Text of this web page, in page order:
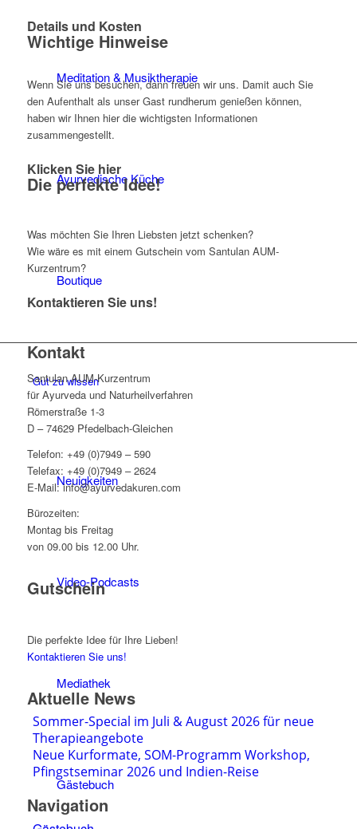
Meditation & Musiktherapie
Ayurvedische Küche
Boutique
Gut zu wissen
Neuigkeiten
Video-Podcasts
Mediathek
Gästebuch
Details und Kosten
Wichtige Hinweise
Wenn Sie uns besuchen, dann freuen wir uns. Damit auch Sie
den Aufenthalt als unser Gast rundherum genießen können,
haben wir Ihnen hier die wichtigsten Informationen
zusammengestellt.
Klicken Sie hier
Die perfekte Idee!
Was möchten Sie Ihren Liebsten jetzt schenken?
Wie wäre es mit einem Gutschein vom Santulan AUM-
Kurzentrum?
Kontaktieren Sie uns!
Kontakt
Santulan AUM-Kurzentrum
für Ayurveda und Naturheilverfahren
Römerstraße 1-3
D – 74629 Pfedelbach-Gleichen
Telefon: +49 (0)7949 – 590
Telefax: +49 (0)7949 – 2624
E-Mail: info@ayurvedakuren.com
Bürozeiten:
Montag bis Freitag
von 09.00 bis 12.00 Uhr.
Gutschein
Die perfekte Idee für Ihre Lieben!
Kontaktieren Sie uns!
Aktuelle News
Sommer-Special im Juli & August 2026 für neue
Therapieangebote
Neue Kurformate, SOM-Programm Workshop,
Pfingstseminar 2026 und Indien-Reise
Navigation